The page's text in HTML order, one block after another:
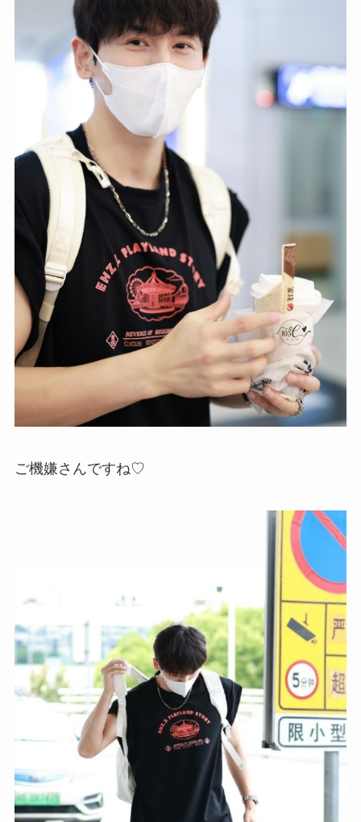
ご機嫌さんですね♡